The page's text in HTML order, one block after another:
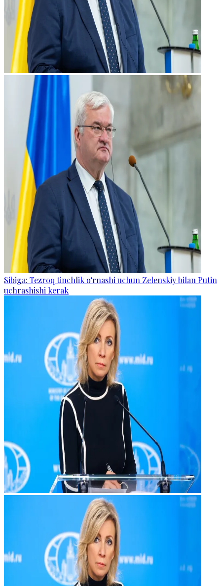
Sibiga: Tezroq tinchlik o‘rnashi uchun Zelenskiy bilan Putin
uchrashishi kerak